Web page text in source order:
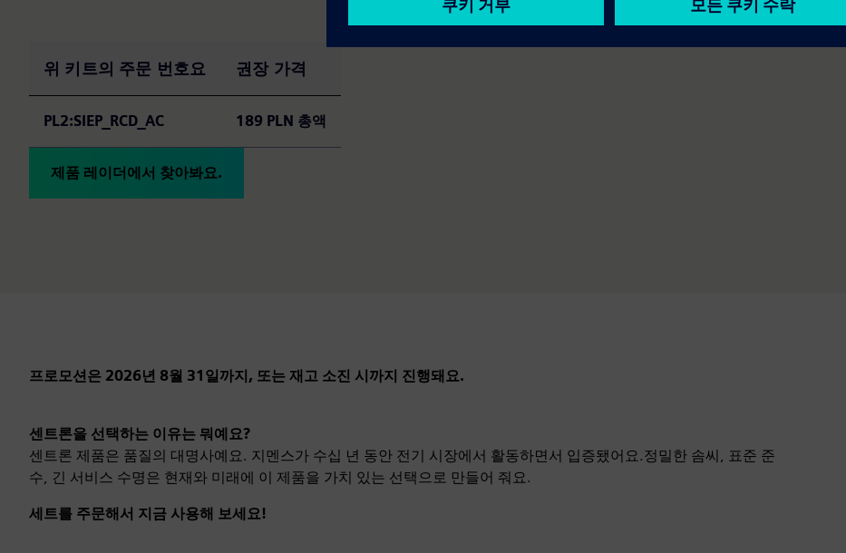
위 키트의 주문 번호요 권장 가격
PL2:SIEP_RCD_AC 189 PLN 총액
제품 레이더에서 찾아봐요.
프로모션은 2026년 8월 31일까지, 또는 재고 소진 시까지 진행돼요.
센트론을 선택하는 이유는 뭐예요?
센트론 제품은 품질의 대명사예요. 지멘스가 수십 년 동안 전기 시장에서 활동하면서 입증됐어요.정밀한 솜씨, 표준 준
수, 긴 서비스 수명은 현재와 미래에 이 제품을 가치 있는 선택으로 만들어 줘요.
세트를 주문해서 지금 사용해 보세요!